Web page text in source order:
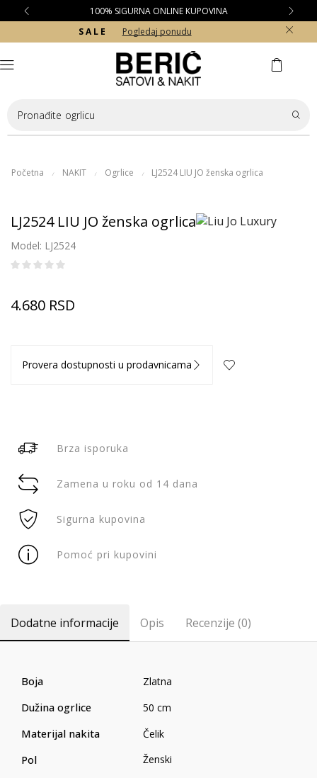
100% SIGURNA ONLINE KUPOVINA
S A L E
Pogledaj ponudu
Pronađite ogrlicu
Početna / NAKIT / Ogrlice / LJ2524 LIU JO ženska ogrlica
LJ2524 LIU JO ženska ogrlica
Model: LJ2524
4.680 RSD
Provera dostupnosti u prodavnicama
Brza isporuka
Zamena u roku od 14 dana
Sigurna kupovina
Pomoć pri kupovini
Dodatne informacije Opis Recenzije (0)
Boja Zlatna
Dužina ogrlice 50 cm
Materijal nakita Čelik
Pol Ženski